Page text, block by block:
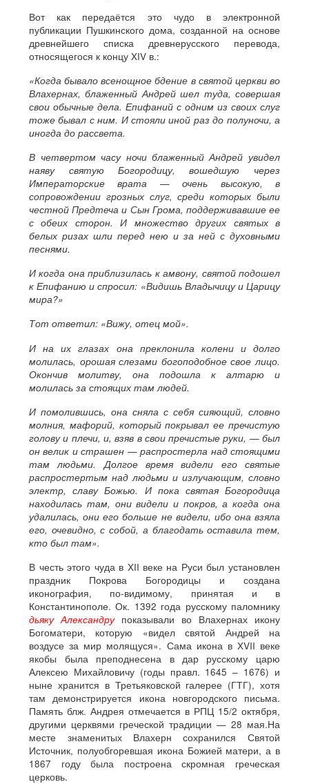
Вот как передаётся это чудо в электронной
публикации Пушкинского дома, созданной на основе
древнейшего списка древнерусского перевода,
относящегося к концу XIV в.:
«Когда бывало всенощное бдение в святой церкви во
Влахернах, блаженный Андрей шел туда, совершая
свои обычные дела. Епифаний с одним из своих слуг
тоже бывал с ним. И стояли иной раз до полуночи, а
иногда до рассвета.
В четвертом часу ночи блаженный Андрей увидел
наяву святую Богородицу, вошедшую через
Императорские врата — очень высокую, в
сопровождении грозных слуг, среди которых были
честной Предтеча и Сын Грома, поддерживавшие ее
с обеих сторон. И множество других святых в
белых ризах шли перед нею и за ней с духовными
песнями.
И когда она приблизилась к амвону, святой подошел
к Епифанию и спросил: «Видишь Владычицу и Царицу
мира?»
Тот ответил: «Вижу, отец мой».
И на их глазах она преклонила колени и долго
молилась, орошая слезами богоподобное свое лицо.
Окончив молитву, она подошла к алтарю и
молилась за стоящих там людей.
И помолившись, она сняла с себя сияющий, словно
молния, мафорий, который покрывал ее пречистую
голову и плечи, и, взяв в свои пречистые руки, — был
он велик и страшен — распростерла над стоящими
там людьми. Долгое время видели его святые
распростертым над людьми и излучающим, словно
электр, славу Божью. И пока святая Богородица
находилась там, они видели и покров, а когда она
удалилась, они его больше не видели, ибо она взяла
его, очевидно, с собой, а благодать оставила тем,
кто был там».
В честь этого чуда в XII веке на Руси был установлен
праздник Покрова Богородицы и создана
иконография, по-видимому, принятая и в
Константинополе. Ок. 1392 года русскому паломнику
дьяку Александрупоказывали во Влахернах икону
Богоматери, которую «видел святой Андрей на
воздусе за мир молящуся». Сама икона в XVII веке
якобы была преподнесена в дар русскому царю
Алексею Михайловичу (годы правл. 1645 – 1676) и
ныне хранится в Третьяковской галерее (ГТГ), хотя
там демонстрируется икона новгородского письма.
Память блж. Андрея отмечается в РПЦ 15/2 октября,
другими церквями греческой традиции — 28 мая.На
месте знаменитых Влахерн сохранился Святой
Источник, полуобгоревшая икона Божией матери, а в
1867 году была построена скромная греческая
церковь.